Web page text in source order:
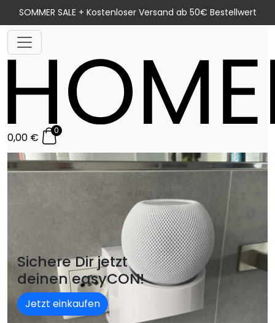
content
SOMMER SALE + Kostenloser Versand ab 50€ Bestellwert
0,00 € 0
Sichere Dir jetzt
deinen easyCON!
Jetzt einkaufen